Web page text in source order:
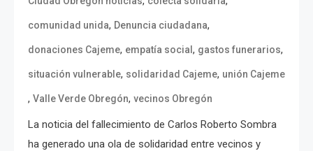
comunidad unida, Denuncia ciudadana,
donaciones Cajeme, empatía social , gastos funerarios,
situación vulnerable, solidaridad Cajeme, unión Cajeme
, Valle Verde Obregón, vecinos Obregón
La noticia del fallecimiento de Carlos Roberto Sombra
ha generado una ola de solidaridad entre vecinos y